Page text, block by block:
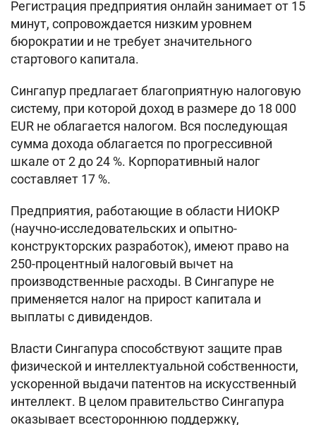
Регистрация предприятия онлайн занимает от 15
минут, сопровождается низким уровнем
бюрократии и не требует значительного
стартового капитала.
Сингапур предлагает благоприятную налоговую
систему, при которой доход в размере до 18 000
EUR не облагается налогом. Вся последующая
сумма дохода облагается по прогрессивной
шкале от 2 до 24 %. Корпоративный налог
составляет 17 %.
Предприятия, работающие в области НИОКР
(научно-исследовательских и опытно-
конструкторских разработок), имеют право на
250-процентный налоговый вычет на
производственные расходы. В Сингапуре не
применяется налог на прирост капитала и
выплаты с дивидендов.
Власти Сингапура способствуют защите прав
физической и интеллектуальной собственности,
ускоренной выдачи патентов на искусственный
интеллект. В целом правительство Сингапура
оказывает всестороннюю поддержку,